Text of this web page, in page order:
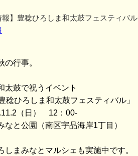
報】豊稔ひろしま和太鼓フェスティバル
の行事。
太鼓で祝うイベント
稔ひろしま和太鼓フェスティバル」
（日） 12：00-
なと公園（南区宇品海岸1丁目）
しまみなとマルシェも実施中です。